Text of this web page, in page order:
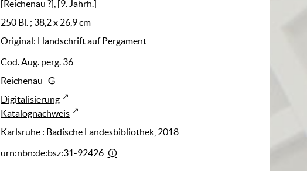
[Reichenau ?] [9. Jahrh.]
250 Bl. ; 38,2 x 26,9 cm
Original: Handschrift auf Pergament
Cod. Aug. perg. 36
Reichenau
Digitalisierung
Katalognachweis
Karlsruhe : Badische Landesbibliothek, 2018
urn:nbn:de:bsz:31-92426